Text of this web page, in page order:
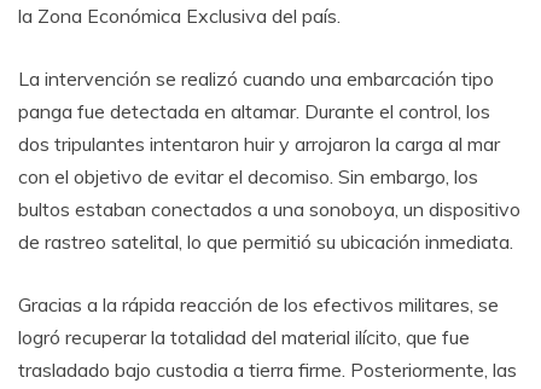
la Zona Económica Exclusiva del país.
La intervención se realizó cuando una embarcación tipo
panga fue detectada en altamar. Durante el control, los
dos tripulantes intentaron huir y arrojaron la carga al mar
con el objetivo de evitar el decomiso. Sin embargo, los
bultos estaban conectados a una sonoboya, un dispositivo
de rastreo satelital, lo que permitió su ubicación inmediata.
Gracias a la rápida reacción de los efectivos militares, se
logró recuperar la totalidad del material ilícito, que fue
trasladado bajo custodia a tierra firme. Posteriormente, las